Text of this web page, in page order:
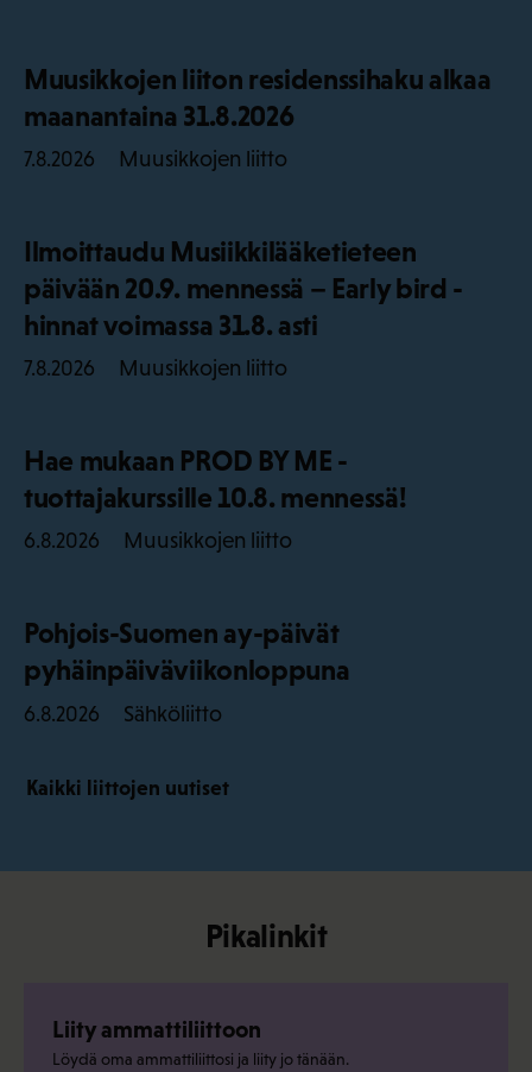
Muusikkojen liiton residenssihaku alkaa
maanantaina 31.8.2026
7.8.2026 Muusikkojen liitto
Ilmoittaudu Musiikkilääketieteen
päivään 20.9. mennessä – Early bird -
hinnat voimassa 31.8. asti
7.8.2026 Muusikkojen liitto
Hae mukaan PROD BY ME -
tuottajakurssille 10.8. mennessä!
6.8.2026 Muusikkojen liitto
Pohjois-Suomen ay-päivät
pyhäinpäiväviikonloppuna
6.8.2026 Sähköliitto
Kaikki liittojen uutiset
Pikalinkit
Liity ammattiliittoon
Löydä oma ammattiliittosi ja liity jo tänään.